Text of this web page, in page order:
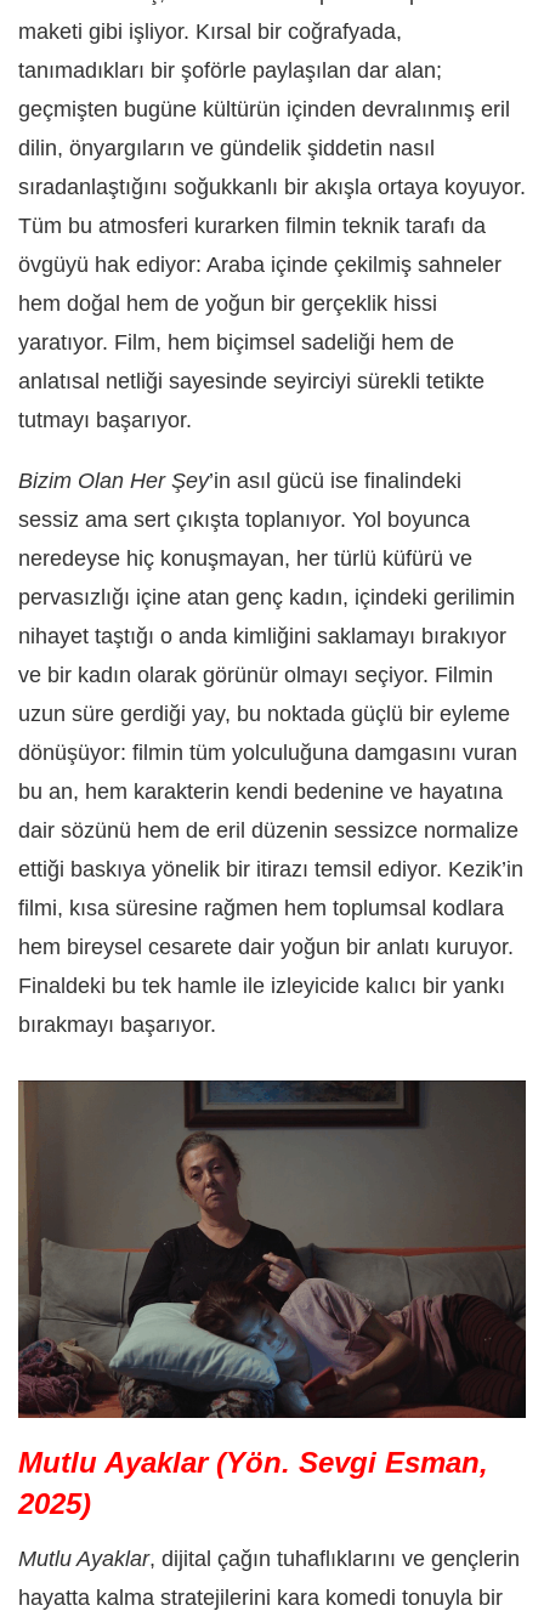
maketi gibi işliyor. Kırsal bir coğrafyada,
tanımadıkları bir şoförle paylaşılan dar alan;
geçmişten bugüne kültürün içinden devralınmış eril
dilin, önyargıların ve gündelik şiddetin nasıl
sıradanlaştığını soğukkanlı bir akışla ortaya koyuyor.
Tüm bu atmosferi kurarken filmin teknik tarafı da
övgüyü hak ediyor: Araba içinde çekilmiş sahneler
hem doğal hem de yoğun bir gerçeklik hissi
yaratıyor. Film, hem biçimsel sadeliği hem de
anlatısal netliği sayesinde seyirciyi sürekli tetikte
tutmayı başarıyor.
Bizim Olan Her Şey’in asıl gücü ise finalindeki
sessiz ama sert çıkışta toplanıyor. Yol boyunca
neredeyse hiç konuşmayan, her türlü küfürü ve
pervasızlığı içine atan genç kadın, içindeki gerilimin
nihayet taştığı o anda kimliğini saklamayı bırakıyor
ve bir kadın olarak görünür olmayı seçiyor. Filmin
uzun süre gerdiği yay, bu noktada güçlü bir eyleme
dönüşüyor: filmin tüm yolculuğuna damgasını vuran
bu an, hem karakterin kendi bedenine ve hayatına
dair sözünü hem de eril düzenin sessizce normalize
ettiği baskıya yönelik bir itirazı temsil ediyor. Kezik’in
filmi, kısa süresine rağmen hem toplumsal kodlara
hem bireysel cesarete dair yoğun bir anlatı kuruyor.
Finaldeki bu tek hamle ile izleyicide kalıcı bir yankı
bırakmayı başarıyor.
Mutlu Ayaklar (Yön. Sevgi Esman,
2025)
Mutlu Ayaklar, dijital çağın tuhaflıklarını ve gençlerin
hayatta kalma stratejilerini kara komedi tonuyla bir